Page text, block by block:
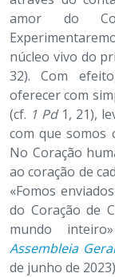
amor do
núcleo vivo do
32). Com
oferecer com
(cf. 1 Pd1, 21),
com que somos
No Coração
ao coração de
«Fomos
do Coração de
mundo
Assembleia
de junho de